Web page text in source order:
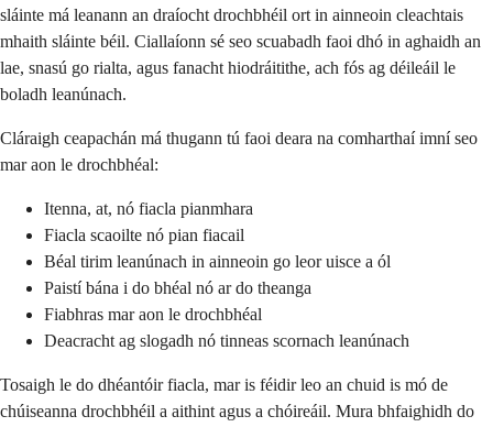
sláinte má leanann an draíocht drochbhéil ort in ainneoin cleachtais
mhaith sláinte béil. Ciallaíonn sé seo scuabadh faoi dhó in aghaidh an
lae, snasú go rialta, agus fanacht hiodráitithe, ach fós ag déileáil le
boladh leanúnach.
Cláraigh ceapachán má thugann tú faoi deara na comharthaí imní seo
mar aon le drochbhéal:
Itenna, at, nó fiacla pianmhara
Fiacla scaoilte nó pian fiacail
Béal tirim leanúnach in ainneoin go leor uisce a ól
Paistí bána i do bhéal nó ar do theanga
Fiabhras mar aon le drochbhéal
Deacracht ag slogadh nó tinneas scornach leanúnach
Tosaigh le do dhéantóir fiacla, mar is féidir leo an chuid is mó de
chúiseanna drochbhéil a aithint agus a chóireáil. Mura bhfaighidh do